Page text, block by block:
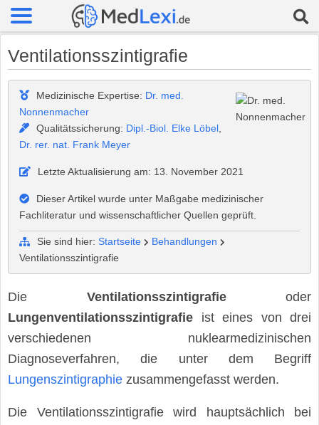
Ventilationsszintigrafie
Medizinische Expertise: Dr. med.
Nonnenmacher
Qualitätssicherung: Dipl.-Biol. Elke Löbel,
Dr. rer. nat. Frank Meyer
Letzte Aktualisierung am: 13. November 2021
Dieser Artikel wurde unter Maßgabe medizinischer
Fachliteratur und wissenschaftlicher Quellen geprüft.
Sie sind hier: Startseite
Behandlungen
Ventilationsszintigrafie
Die Ventilationsszintigrafieoder
Lungenventilationsszintigrafie ist eines von drei
verschiedenen nuklearmedizinischen
Diagnoseverfahren, die unter dem Begriff
Lungenszintigraphie zusammengefasst werden.
Die Ventilationsszintigrafie wird hauptsächlich bei